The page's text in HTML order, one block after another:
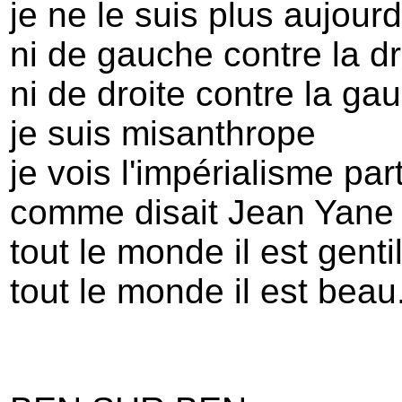
je ne le suis plus
ni de gauche contre la
ni de droite contre la
je suis misanthrope
je vois l'impérialisme
comme disait Jean Yane
tout le monde il est gentil
tout le monde il est